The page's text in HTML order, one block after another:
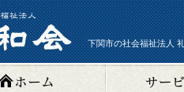
下関市の社会福祉法人